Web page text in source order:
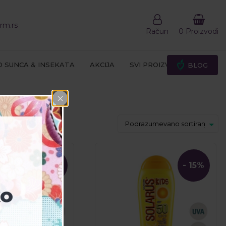
Račun 0 Proizvodi
SUNCA & INSEKATA AKCIJA SVI PROIZVODI BLOG
- 15% - 15%